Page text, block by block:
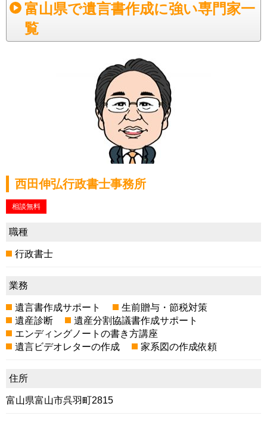
富山県で遺言書作成に強い専門家一
覧
西田伸弘行政書士事務所
相談無料
職種
行政書士
業務
遺言書作成サポート
生前贈与・節税対策
遺産診断
遺産分割協議書作成サポート
エンディングノートの書き方講座
遺言ビデオレターの作成
家系図の作成依頼
住所
富山県富山市呉羽町2815